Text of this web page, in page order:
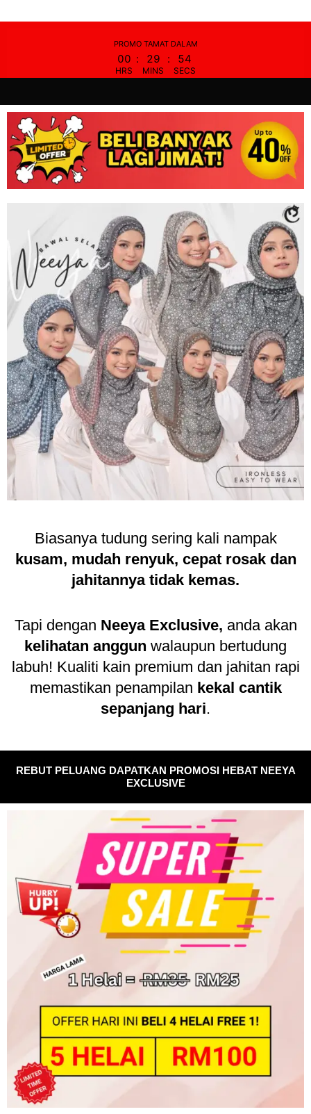
to
PROMO TAMAT DALAM
00
HRS
: 29
MINS
: 53
SECS
Biasanya tudung sering kali nampak
kusam, mudah renyuk, cepat rosak dan
jahitannya tidak kemas.
Tapi dengan NeeyaExclusive, anda akan
kelihatan anggun walaupun bertudung
labuh! Kualiti kain premium dan jahitan rapi
memastikan penampilan kekal cantik
sepanjang hari.
REBUT PELUANG DAPATKAN PROMOSI HEBAT NEEYA
EXCLUSIVE